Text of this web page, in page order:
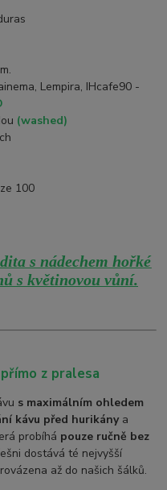
Lempira, IHcafe90 -
(washed)
100
s nádechem hořké
s květinovou vůní.
z pralesa
s maximálním ohledem
kávu před hurikánya
probíhá pouze ručně bez
dostává té nejvyšší
až do našich šálků.